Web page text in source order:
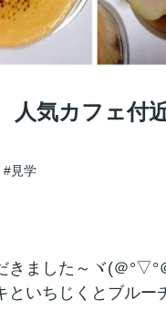
人気カフェ付
#見学
きました～ヾ(＠
といちじくとブル